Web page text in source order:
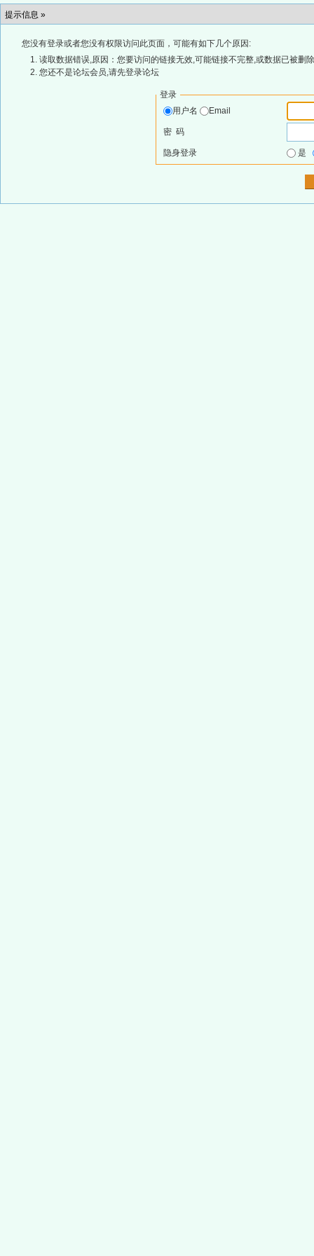
提示信息 »
您没有登录或者您没有权限访问此页面，可能有如下几个原因:
读取数据错误,原因：您要访问的链接无效,可能链接不完整,或数据已被删
您还不是论坛会员,请先登录论坛
登录
用户名
Email
密 码
隐身登录 是